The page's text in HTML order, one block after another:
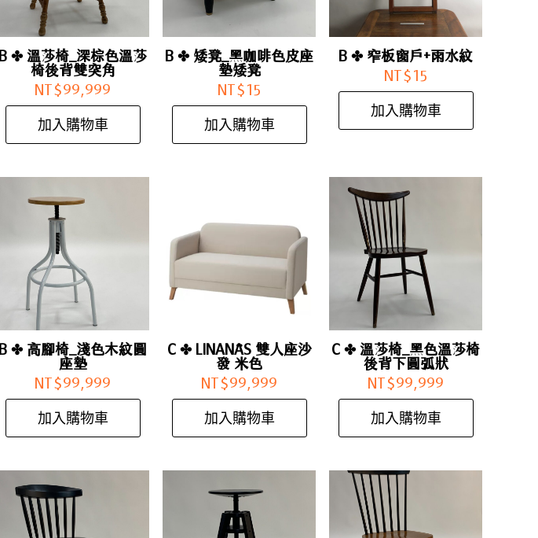
B ✤ 溫莎椅_深棕色溫莎
椅後背雙突角
NT$99,999
加入購物車
B ✤ 矮凳_黑咖啡色皮座
墊矮凳
NT$ 15
加入購物車
B ✤ 窄板窗戶+雨水紋
NT$ 15
加入購物車
B ✤ 高腳椅_淺色木紋圓
座墊
NT$99,999
加入購物車
C ✤ LINANÄS 雙人座沙
發 米色
NT$99,999
加入購物車
C ✤ 溫莎椅_黑色溫莎椅
後背下圓弧狀
NT$99,999
加入購物車